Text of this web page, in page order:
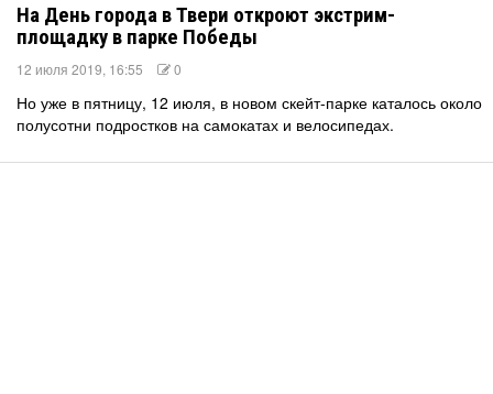
На День города в Твери откроют экстрим-
площадку в парке Победы
12 июля 2019, 16:55 0
Но уже в пятницу, 12 июля, в новом скейт-парке каталось около
полусотни подростков на самокатах и велосипедах.